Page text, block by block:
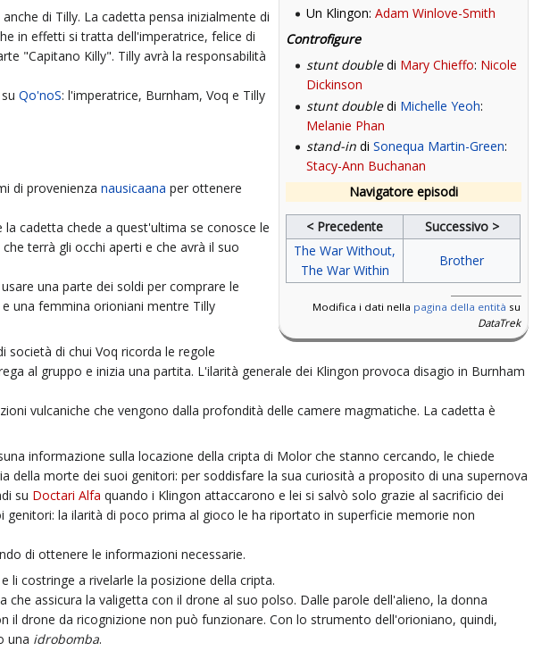
Un Klingon: Adam Winlove-Smith
Controfigure
stunt doubledi Mary Chieffo: Nicole
Dickinson
stunt doubledi Michelle Yeoh:
Melanie Phan
stand-indi Sonequa Martin-Green:
Stacy-Ann Buchanan
Navigatore episodi
< Precedente
Successivo >
The War Without,
The War Within
Brother
Modifica i dati nella pagina della entità su
DataTrek
di Tilly. La cadetta pensa inizialmente di
in effetti si tratta dell'imperatrice, felice di
"Capitano Killy". Tilly avrà la responsabilità
Qo'noS: l'imperatrice, Burnham, Voq e Tilly
di provenienza nausicaana per ottenere
cadetta chede a quest'ultima se conosce le
terrà gli occhi aperti e che avrà il suo
una parte dei soldi per comprare le
una femmina orioniani mentre Tilly
società di chui Voq ricorda le regole
al gruppo e inizia una partita. L'ilarità generale dei Klingon provoca disagio in Burnham
vulcaniche che vengono dalla profondità delle camere magmatiche. La cadetta è
informazione sulla locazione della cripta di Molor che stanno cercando, le chiede
morte dei suoi genitori: per soddisfare la sua curiosità a proposito di una supernova
su Doctari Alfa quando i Klingon attaccarono e lei si salvò solo grazie al sacrificio dei
la ilarità di poco prima al gioco le ha riportato in superficie memorie non
di ottenere le informazioni necessarie.
li costringe a rivelarle la posizione della cripta.
assicura la valigetta con il drone al suo polso. Dalle parole dell'alieno, la donna
il drone da ricognizione non può funzionare. Con lo strumento dell'orioniano, quindi,
una idrobomba.